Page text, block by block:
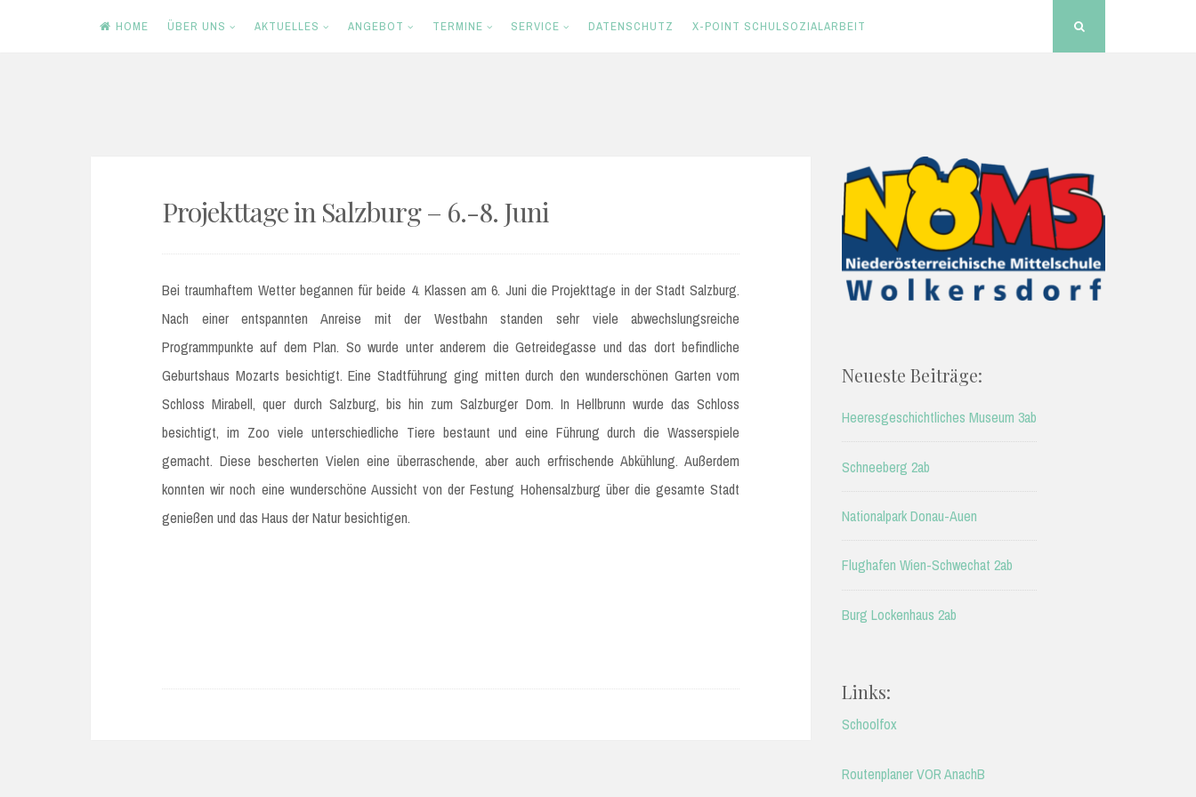
HOME ÜBER UNS AKTUELLES ANGEBOT TERMINE SERVICE DATENSCHUTZ X-POINT SCHULSOZIALARBEIT
Projekttage in Salzburg – 6.-8. Juni
Bei traumhaftem Wetter begannen für beide 4. Klassen am 6. Juni die Projekttage in der Stadt Salzburg.
Nach einer entspannten Anreise mit der Westbahn standen sehr viele abwechslungsreiche
Programmpunkte auf dem Plan. So wurde unter anderem die Getreidegasse und das dort befindliche
Geburtshaus Mozarts besichtigt. Eine Stadtführung ging mitten durch den wunderschönen Garten vom
Schloss Mirabell, quer durch Salzburg, bis hin zum Salzburger Dom. In Hellbrunn wurde das Schloss
besichtigt, im Zoo viele unterschiedliche Tiere bestaunt und eine Führung durch die Wasserspiele
gemacht. Diese bescherten Vielen eine überraschende, aber auch erfrischende Abkühlung. Außerdem
konnten wir noch eine wunderschöne Aussicht von der Festung Hohensalzburg über die gesamte Stadt
genießen und das Haus der Natur besichtigen.
Neueste Beiträge:
Heeresgeschichtliches Museum 3ab
Schneeberg 2ab
Nationalpark Donau-Auen
Flughafen Wien-Schwechat 2ab
Burg Lockenhaus 2ab
Links:
Schoolfox
Routenplaner VOR AnachB